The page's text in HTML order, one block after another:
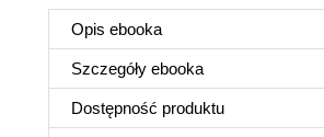
Opis ebooka
Szczegóły ebooka
Dostępność produktu